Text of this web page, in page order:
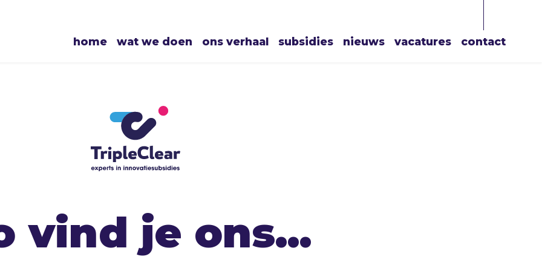
home wat we doen ons verhaal subsidies nieuws vacatures contact
vind je ons...